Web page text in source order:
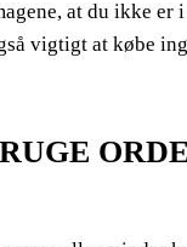
at du ikke er
vigtigt at købe